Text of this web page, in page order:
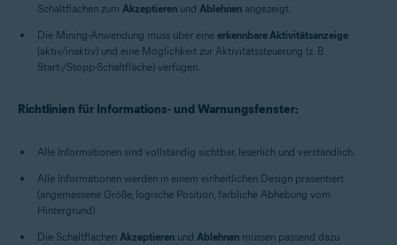
Schaltflächen zum Akzeptieren und Ablehnen angezeigt.
Die Mining-Anwendung muss über eine erkennbare Aktivitätsanzeige
(aktiv/inaktiv) und eine Möglichkeit zur Aktivitätssteuerung (z. B.
Start-/Stopp-Schaltfläche) verfügen.
Richtlinien für Informations- und Warnungsfenster:
Alle Informationen sind vollständig sichtbar, leserlich und verständlich.
Alle Informationen werden in einem einheitlichen Design präsentiert
(angemessene Größe, logische Position, farbliche Abhebung vom
Hintergrund).
Die Schaltflächen Akzeptieren und Ablehnen müssen passend dazu